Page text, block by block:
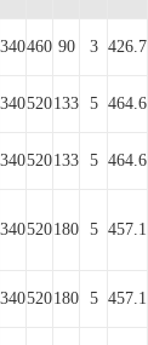
340460 90 3 426.7
340520133 5 464.6
340520133 5 464.6
340520180 5 457.1
340520180 5 457.1